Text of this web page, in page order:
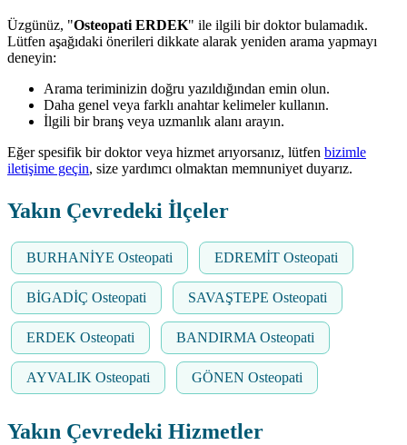
Üzgünüz, "Osteopati ERDEK" ile ilgili bir doktor bulamadık.
Lütfen aşağıdaki önerileri dikkate alarak yeniden arama yapmayı
deneyin:
Arama teriminizin doğru yazıldığından emin olun.
Daha genel veya farklı anahtar kelimeler kullanın.
İlgili bir branş veya uzmanlık alanı arayın.
Eğer spesifik bir doktor veya hizmet arıyorsanız, lütfen bizimle
iletişime geçin, size yardımcı olmaktan memnuniyet duyarız.
Yakın Çevredeki İlçeler
BURHANİYE Osteopati EDREMİT Osteopati
BİGADİÇ Osteopati SAVAŞTEPE Osteopati
ERDEK Osteopati BANDIRMA Osteopati
AYVALIK Osteopati GÖNEN Osteopati
Yakın Çevredeki Hizmetler